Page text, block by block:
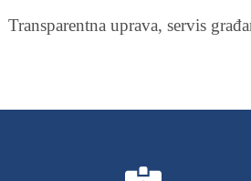
Transparentna uprava, servis